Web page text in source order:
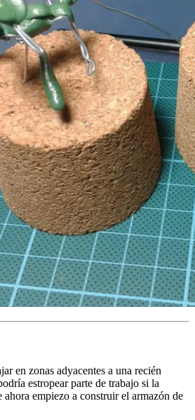
en zonas adyacentes a una recién
estropear parte de trabajo si la
ahora empiezo a construir el armazón de